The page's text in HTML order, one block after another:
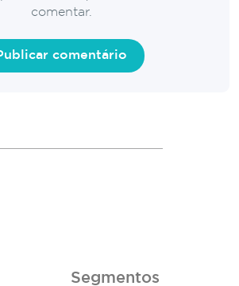
comentar.
Segmentos